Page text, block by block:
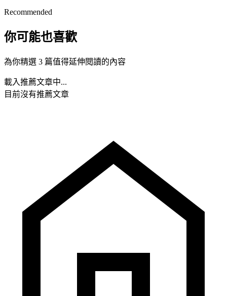
Recommended
你可能也喜歡
為你精選 3 篇值得延伸閱讀的內容
載入推薦文章中...
目前沒有推薦文章